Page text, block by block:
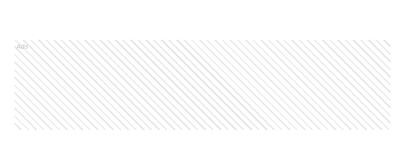
Ads